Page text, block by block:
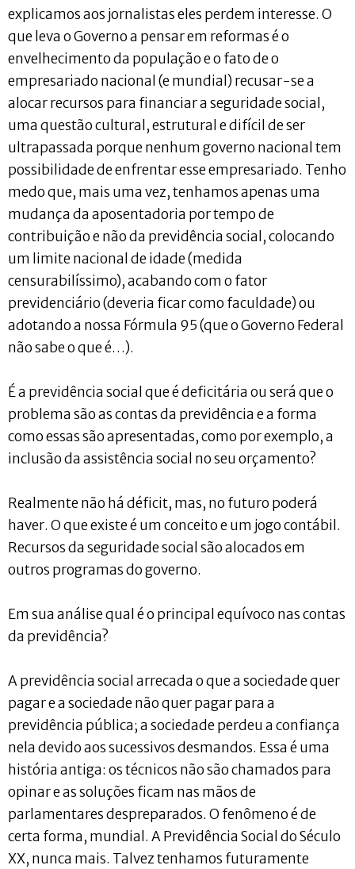
explicamos aos jornalistas eles perdem interesse. O
que leva o Governo a pensar em reformas é o
envelhecimento da população e o fato de o
empresariado nacional (e mundial) recusar-se a
alocar recursos para financiar a seguridade social,
uma questão cultural, estrutural e difícil de ser
ultrapassada porque nenhum governo nacional tem
possibilidade de enfrentar esse empresariado. Tenho
medo que, mais uma vez, tenhamos apenas uma
mudança da aposentadoria por tempo de
contribuição e não da previdência social, colocando
um limite nacional de idade (medida
censurabilíssimo), acabando com o fator
previdenciário (deveria ficar como faculdade) ou
adotando a nossa Fórmula 95 (que o Governo Federal
não sabe o que é…).
É a previdência social que é deficitária ou será que o
problema são as contas da previdência e a forma
como essas são apresentadas, como por exemplo, a
inclusão da assistência social no seu orçamento?
Realmente não há déficit, mas, no futuro poderá
haver. O que existe é um conceito e um jogo contábil.
Recursos da seguridade social são alocados em
outros programas do governo.
Em sua análise qual é o principal equívoco nas contas
da previdência?
A previdência social arrecada o que a sociedade quer
pagar e a sociedade não quer pagar para a
previdência pública; a sociedade perdeu a confiança
nela devido aos sucessivos desmandos. Essa é uma
história antiga: os técnicos não são chamados para
opinar e as soluções ficam nas mãos de
parlamentares despreparados. O fenômeno é de
certa forma, mundial. A Previdência Social do Século
XX, nunca mais. Talvez tenhamos futuramente